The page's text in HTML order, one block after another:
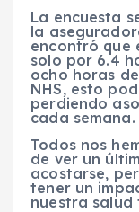
La encuesta
la
encontró que
solo por 6.4
ocho horas
NHS, esto
perdiendo
cada semana.
Todos nos
de ver un
acostarse,
tener un
nuestra salud